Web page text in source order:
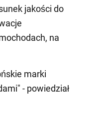
jakości do
na
marki
- powiedział